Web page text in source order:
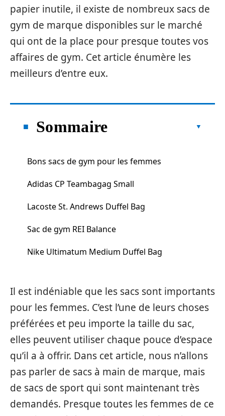
papier inutile, il existe de nombreux sacs de
gym de marque disponibles sur le marché
qui ont de la place pour presque toutes vos
affaires de gym. Cet article énumère les
meilleurs d’entre eux.
Sommaire
Bons sacs de gym pour les femmes
Adidas CP Teambagag Small
Lacoste St. Andrews Duffel Bag
Sac de gym REI Balance
Nike Ultimatum Medium Duffel Bag
Il est indéniable que les sacs sont importants
pour les femmes. C’est l’une de leurs choses
préférées et peu importe la taille du sac,
elles peuvent utiliser chaque pouce d’espace
qu’il a à offrir. Dans cet article, nous n’allons
pas parler de sacs à main de marque, mais
de sacs de sport qui sont maintenant très
demandés. Presque toutes les femmes de ce